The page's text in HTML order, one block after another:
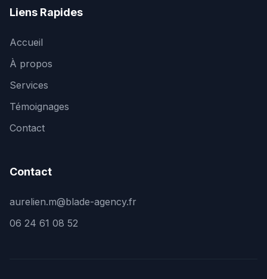
Liens Rapides
Accueil
À propos
Services
Témoignages
Contact
Contact
aurelien.m@blade-agency.fr
06 24 61 08 52